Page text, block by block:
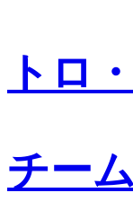
トロ
チー